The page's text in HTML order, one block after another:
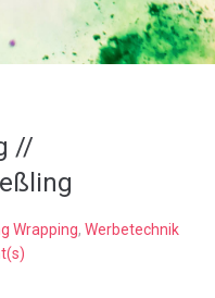
//
Wrapping, Werbetechnik